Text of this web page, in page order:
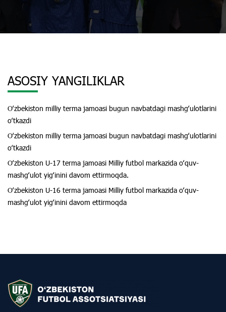
ASOSIY YANGILIKLAR
Oʻzbekiston milliy terma jamoasi bugun navbatdagi mashgʻulotlarini
oʻtkazdi
Oʻzbekiston milliy terma jamoasi bugun navbatdagi mashgʻulotlarini
oʻtkazdi
Oʻzbekiston U-17 terma jamoasi Milliy futbol markazida oʻquv-
mashgʻulot yigʻinini davom ettirmoqda.
Oʻzbekiston U-16 terma jamoasi Milliy futbol markazida oʻquv-
mashgʻulot yigʻinini davom ettirmoqda